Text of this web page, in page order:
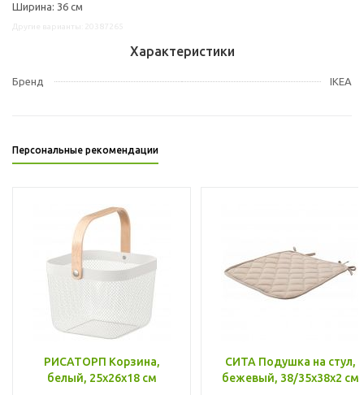
Ширина: 36 см
Характеристики
Бренд IKEA
Персональные рекомендации
РИСАТОРП Корзина,
белый, 25x26x18 см
СИТА Подушка на стул,
бежевый, 38/35x38x2 см